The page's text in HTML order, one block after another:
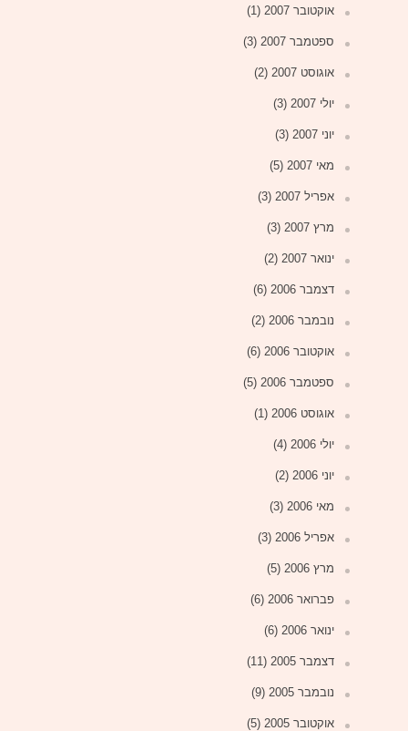
אוקטובר 2007 (1)
ספטמבר 2007 (3)
אוגוסט 2007 (2)
יולי 2007 (3)
יוני 2007 (3)
מאי 2007 (5)
אפריל 2007 (3)
מרץ 2007 (3)
ינואר 2007 (2)
דצמבר 2006 (6)
נובמבר 2006 (2)
אוקטובר 2006 (6)
ספטמבר 2006 (5)
אוגוסט 2006 (1)
יולי 2006 (4)
יוני 2006 (2)
מאי 2006 (3)
אפריל 2006 (3)
מרץ 2006 (5)
פברואר 2006 (6)
ינואר 2006 (6)
דצמבר 2005 (11)
נובמבר 2005 (9)
אוקטובר 2005 (5)